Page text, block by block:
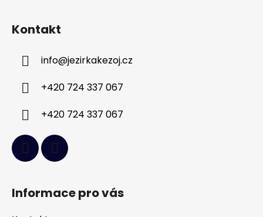
Kontakt
info@jezirkakezoj.cz
+420 724 337 067
+420 724 337 067
Informace pro vás